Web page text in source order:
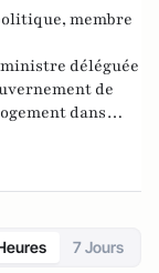
membre
ministre déléguée
de
dans
7 Jours